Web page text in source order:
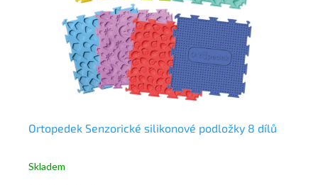
Ortopedek Senzorické silikonové podložky 8 dílů
Skladem